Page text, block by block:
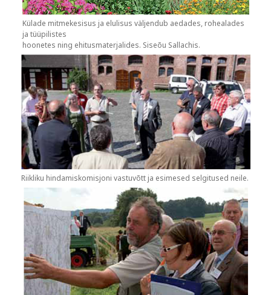
Külade mitmekesisus ja elulisus väljendub aedades, rohealades
ja tüüpilistes
hoonetes ning ehitusmaterjalides. Siseõu Sallachis.
Riikliku hindamiskomisjoni vastuvõtt ja esimesed selgitused neile.